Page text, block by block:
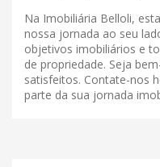
Na Imobiliária Belloli,
nossa jornada ao seu
objetivos imobiliários e
de propriedade. Seja
satisfeitos. Contate-nos
parte da sua jornada